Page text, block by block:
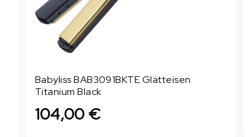
Babyliss BAB3091BKTE Glätteisen
Titanium Black
104,00 €